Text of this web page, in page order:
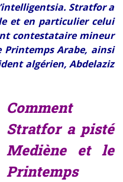
Stratfor a
et en particulier celui
contestataire mineur
Arabe, ainsi
algérien, Abdelaziz
Comment
Stratfor a pisté
Mediène et le
Printemps